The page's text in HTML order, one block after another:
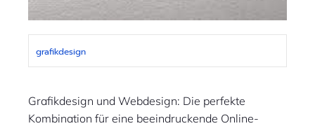
grafikdesign
Grafikdesign und Webdesign: Die perfekte
Kombination für eine beeindruckende Online-